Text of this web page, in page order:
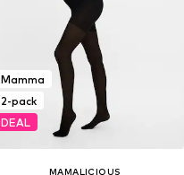
Mamma
2-pack
DEAL
MAMALICIOUS